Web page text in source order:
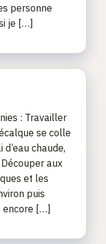
personne
je […]
: Travailler
se colle
chaude,
aux
et les
puis
encore […]